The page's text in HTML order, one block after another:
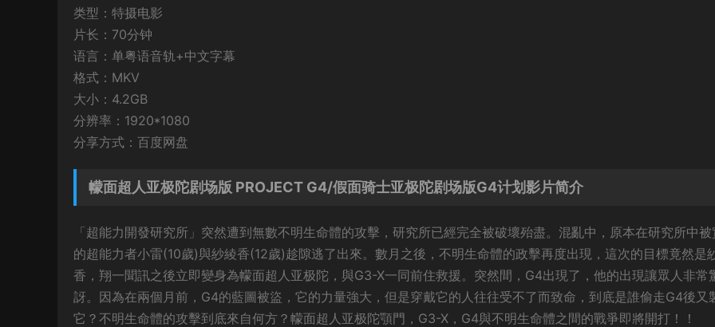
类型：特摄电影
片长：70分钟
语言：单粤语音轨+中文字幕
格式：MKV
大小：4.2GB
分辨率：1920*1080
分享方式：百度网盘
幪面超人亚极陀剧场版 PROJECT G4/假面骑士亚极陀剧场版G4计划影片简介
「超能力開發研究所」突然遭到無數不明生命體的攻擊，研究所已經完全被破壞殆盡。混亂中，原本在研究所中
的超能力者小雷(10歲)與紗綾香(12歲)趁隙逃了出來。數月之後，不明生命體的政擊再度出現，這次的目標竟然是
香，翔一聞訊之後立即變身為幪面超人亚极陀，與G3-X一同前住救援。突然間，G4出現了，他的出現讓眾人非常
訝。因為在兩個月前，G4的藍圖被盜，它的力量強大，但是穿戴它的人往往受不了而致命，到底是誰偷走G4後又
它？不明生命體的攻擊到底來自何方？幪面超人亚极陀顎門，G3-X，G4與不明生命體之間的戰爭即將開打！！